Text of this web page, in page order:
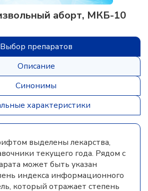
аборт, МКБ-10
Выбор препаратов
Описание
Синонимы
характеристики
выделены лекарства,
текущего года. Рядом с
может быть указан
индекса информационного
который отражает степень